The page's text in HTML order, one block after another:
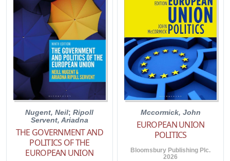
Nugent, Neil;Ripoll
Servent, Ariadna
THE GOVERNMENT AND
POLITICS OF THE
EUROPEAN UNION
Mccormick, John
EUROPEAN UNION
POLITICS
Bloomsbury Publishing Plc.
2026